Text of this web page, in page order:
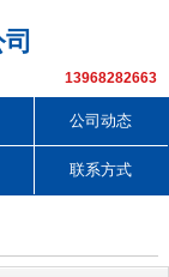
13968282663
公司动态
联系方式